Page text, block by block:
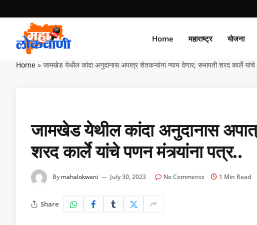
Home महाराष्ट्र योजना
Home » जामखेड येथील कांदा अनुदानास अपात्र शेतकऱ्यांना न्याय देणार; सभापती शरद कार्ले यांचे
जामखेड येथील कांदा अनुदानास
शरद कार्ले यांचे पणन मंत्र्यांना पत्र..
By mahalokwani July 30, 2023 No Comments 1 Min Read
Share